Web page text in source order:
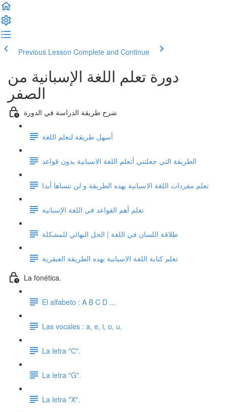
Previous Lesson Complete and Continue
دورة تعلم اللغة الإسبانية من
الصفر
شرح طريقة الدراسة في الدورة
أسهل طريقة لتعلم اللغة
الطريقة التي جعلتني أتعلم اللغة الاسبانية بدون قواعد
تعلم مفردات اللغة الاسبانية بهده الطريقة و لن تنساها أبدا
تعلم أهم القواعد في اللغة الإسبانية
طلاقة اللسان في اللغة | الحل النهائي للمشكلة
تعلم كتابة اللغة الاسبانية بهده الطريقة العبقرية
La fonética.
El alfabeto : A B C D ...
Las vocales : a, e, i, o, u.
La letra "C".
La letra "G".
La letra "X".